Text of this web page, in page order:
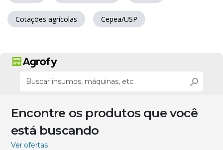
Cotações agrícolas Cepea/USP
Encontre os produtos que você
está buscando
Ver ofertas